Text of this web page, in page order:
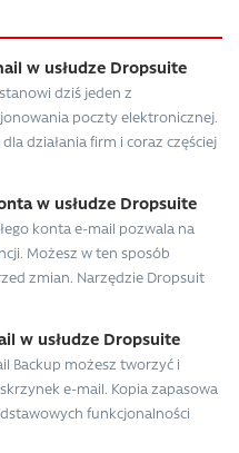
w usłudze Dropsuite
dziś jeden z
poczty elektronicznej.
działania firm i coraz częściej
w usłudze Dropsuite
konta e-mail pozwala na
Możesz w ten sposób
zmian. Narzędzie Dropsuit
w usłudze Dropsuite
Backup możesz tworzyć i
e-mail. Kopia zapasowa
funkcjonalności